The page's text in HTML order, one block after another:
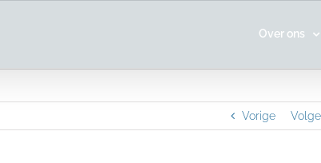
Over ons
Vorige